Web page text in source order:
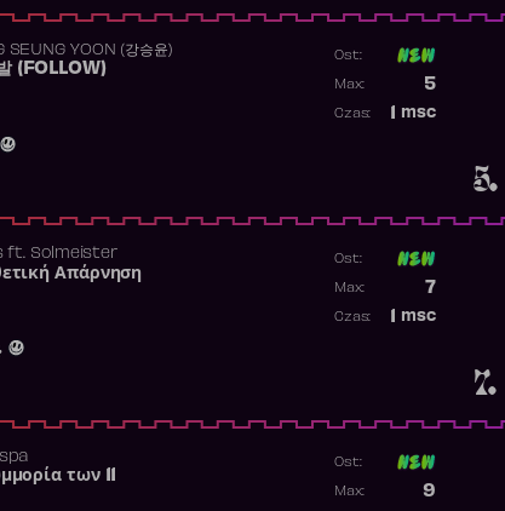
5.
SEUNG YOON (강승윤)
(FOLLOW)
Ost:
5
Max:
msc
Czas:
7.
ft. Solmeister
Απάρνηση
Ost:
7
Max:
msc
Czas:
των 11
Ost:
9
Max: